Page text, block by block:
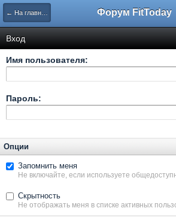
← На главную Форум FitToday
Вход
Имя пользователя:
Пароль:
Опции
Запомнить меня
Не включайте, если используете
Скрытность
Не отображать меня в списке активных